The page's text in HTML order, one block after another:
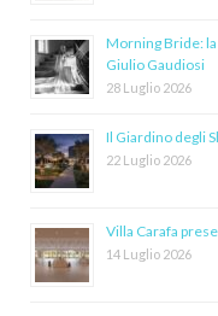
Morning Bride:
Giulio Gaudiosi
28 Luglio 2026
Il Giardino degli
22 Luglio 2026
Villa Carafa
14 Luglio 2026